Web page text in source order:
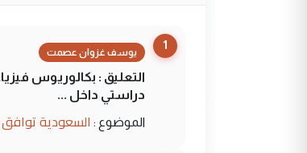
1
يوسف غزوان عصمت
التعليق : بكالوريوس
دراستي داخل ...
الموضوع : السعودية توافق على الاستمرار في